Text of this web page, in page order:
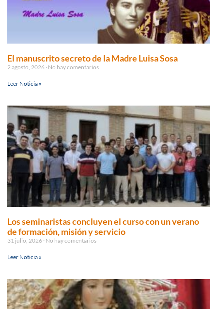
El manuscrito secreto de la Madre Luisa Sosa
2 agosto, 2026 No hay comentarios
Leer Noticia »
Los seminaristas concluyen el curso con un verano
de formación, misión y servicio
31 julio, 2026 No hay comentarios
Leer Noticia »